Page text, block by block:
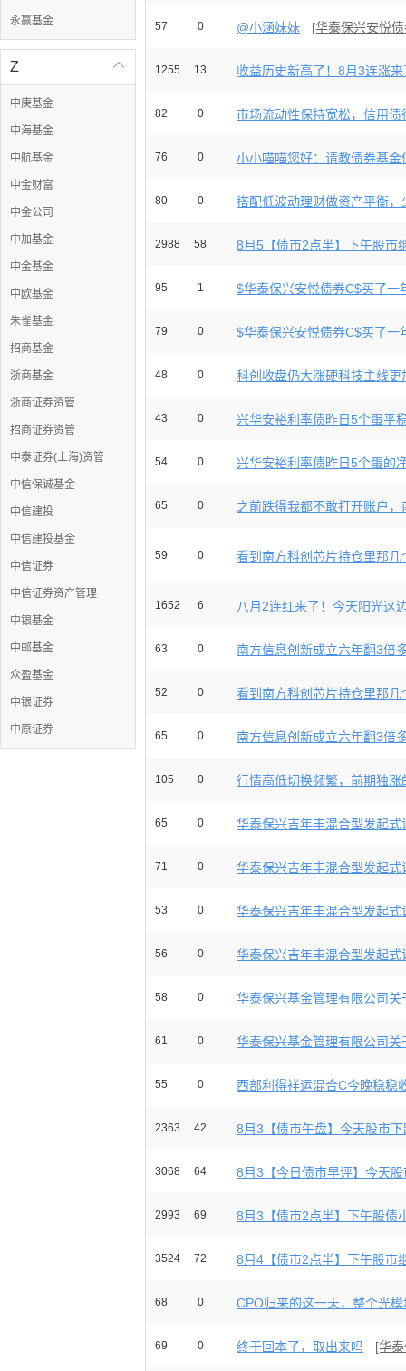
永赢基金

Z
中庚基金
中海基金
中航基金
中金财富
中金公司
中加基金
中金基金
中欧基金
朱雀基金
招商基金
浙商基金
浙商证券资管
招商证券资管
中泰证券(上海)资管
中信保诚基金
中信建投
中信建投基金
中信证券
中信证券资产管理
中银基金
中邮基金
众盈基金
中银证券
中原证券
57 0 @小涵妹妹 [华泰保兴安悦
1255 13 收益历史新高了！8月3连涨
82 0 市场流动性保持宽松，信用债
76 0 小小喵喵您好：请教债券基金
80 0 搭配低波动理财做资产平衡，
2988 58 8月5【债市2点半】下午股市
95 1 $华泰保兴安悦债券C$买了一
79 0 $华泰保兴安悦债券C$买了一
48 0 科创收盘仍大涨硬科技主线更
43 0 兴华安裕利率债昨日5个蛋平
54 0 兴华安裕利率债昨日5个蛋的
65 0 之前跌得我都不敢打开账户，
59 0 看到南方科创芯片持仓里那几
1652 6 八月2连红来了！今天阳光这
63 0 南方信息创新成立六年翻3倍
52 0 看到南方科创芯片持仓里那几
65 0 南方信息创新成立六年翻3倍
105 0 行情高低切换频繁，前期独涨
65 0 华泰保兴吉年丰混合型发起式
71 0 华泰保兴吉年丰混合型发起式
53 0 华泰保兴吉年丰混合型发起式
56 0 华泰保兴吉年丰混合型发起式
58 0 华泰保兴基金管理有限公司关
61 0 华泰保兴基金管理有限公司关
55 0 西部利得祥运混合C今晚稳稳
2363 42 8月3【债市午盘】今天股市
3068 64 8月3【今日债市早评】今天
2993 69 8月3【债市2点半】下午股债
3524 72 8月4【债市2点半】下午股市
68 0 CPO归来的这一天，整个光
69 0 终于回本了，取出来吗 [华